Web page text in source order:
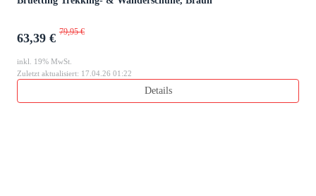
63,39 € 79,95 €
inkl. 19% MwSt.
Zuletzt aktualisiert: 17.04.26 01:22
Details